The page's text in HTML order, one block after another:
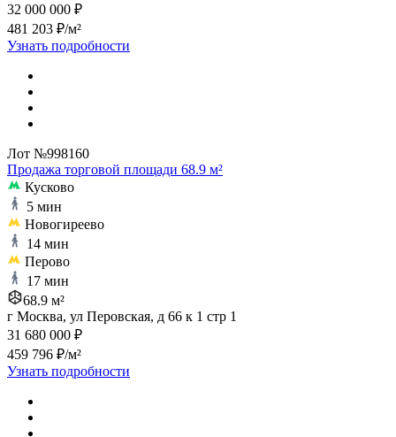
32 000 000 ₽
481 203 ₽/м²
Узнать подробности
Лот №998160
Продажа торговой площади 68.9 м²
Кусково
5 мин
Новогиреево
14 мин
Перово
17 мин
68.9 м²
г Москва, ул Перовская, д 66 к 1 стр 1
31 680 000 ₽
459 796 ₽/м²
Узнать подробности